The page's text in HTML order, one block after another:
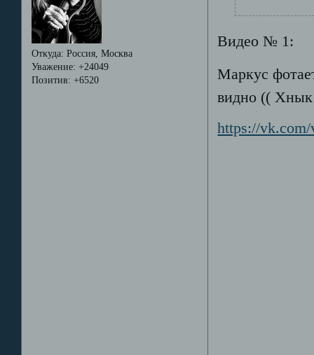
Откуда: Россия, Москва
Уважение: +24049
Позитив: +6520
Видео № 1:
Маркус
видно (( Хнык
https://vk.com/